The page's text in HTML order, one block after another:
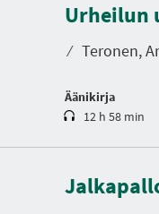
Urheilun
⁄ Teronen,
Äänikirja
s
t
o
12 h 58 min
e
t
o